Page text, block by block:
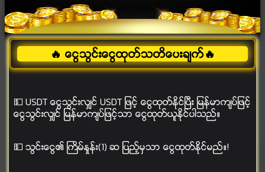
🔥 ေငြသြင္းေငြထုတ္သတိေပးခ်က္🔥
💵 USDT ေငြသြင္းလွ်င္ USDT ျဖင့္ ေငြထုတ္ႏိုင္ၿပီး ျမန္မာက်ပ္ျဖင့္
ေငြသြင္းလွ်င္ ျမန္မာက်ပ္ျဖင့္သာ ေငြထုတ္ယူႏိုင္ပါသည္။
💵 သြင္းေငြ၏ ႀကိမ္ႏႈန္း(1) ဆ ျပည့္မွသာ ေငြထုတ္ႏိုင္မည္။!